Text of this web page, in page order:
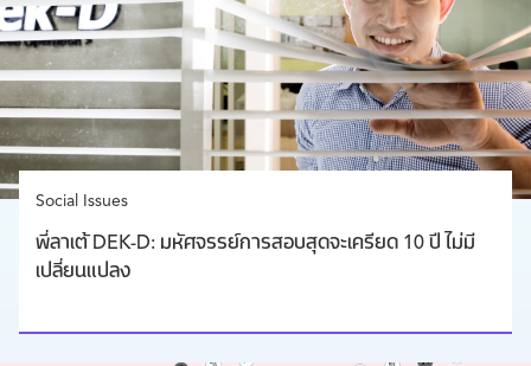
Social Issues
พี่ลาเต้ DEK-D: มหัศจรรย์การสอบสุดจะเครียด 10 ปี ไม่มี
เปลี่ยนแปลง